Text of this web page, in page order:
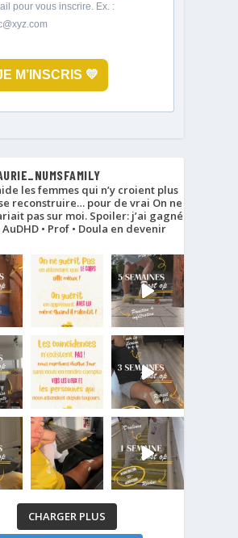
pour vous inscrire. Ex. :
M’INSCRIS 💛
les femmes qui n’y croient plus
reconstruire… pour de vrai On ne
pas sur moi. Spoiler: j’ai gagné
AuDHD • Prof • Doula en devenir
CHARGER PLUS